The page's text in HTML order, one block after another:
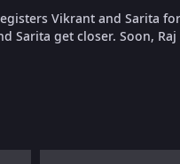
Vikrant and Sarita
get closer. Soon,